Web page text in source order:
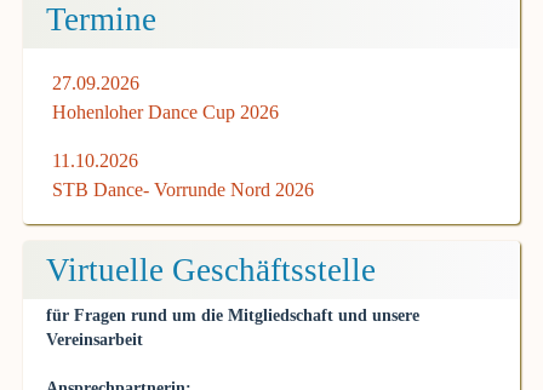
Termine
27.09.2026
Hohenloher Dance Cup 2026
11.10.2026
STB Dance- Vorrunde Nord 2026
Virtuelle Geschäftsstelle
für Fragen rund um die Mitgliedschaft und unsere
Vereinsarbeit